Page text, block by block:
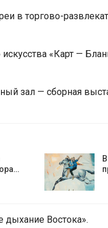
в торгово-
«Карт —
зал — сборная
дыхание Востока».